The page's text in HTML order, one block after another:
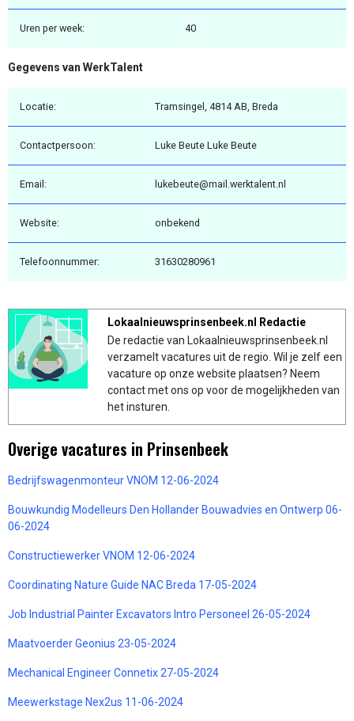
Uren per week: 40
Gegevens van WerkTalent
Locatie: Tramsingel, 4814 AB, Breda
Contactpersoon: Luke Beute Luke Beute
Email: lukebeute@mail.werktalent.nl
Website: onbekend
Telefoonnummer: 31630280961
Lokaalnieuwsprinsenbeek.nl Redactie
De redactie van Lokaalnieuwsprinsenbeek.nl
verzamelt vacatures uit de regio. Wil je zelf een
vacature op onze website plaatsen? Neem
contact met ons op voor de mogelijkheden van
het insturen.
Overige vacatures in Prinsenbeek
Bedrijfswagenmonteur VNOM 12-06-2024
Bouwkundig Modelleurs Den Hollander Bouwadvies en Ontwerp 06-
06-2024
Constructiewerker VNOM 12-06-2024
Coordinating Nature Guide NAC Breda 17-05-2024
Job Industrial Painter Excavators Intro Personeel 26-05-2024
Maatvoerder Geonius 23-05-2024
Mechanical Engineer Connetix 27-05-2024
Meewerkstage Nex2us 11-06-2024